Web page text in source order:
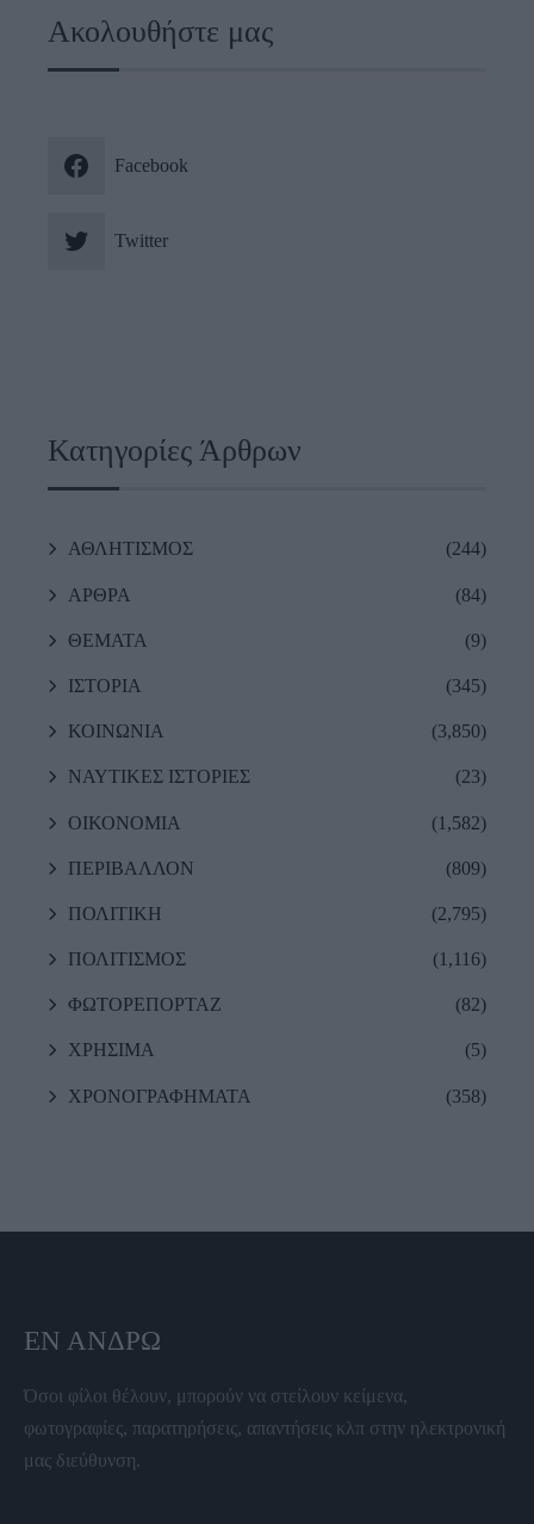
Ακολουθήστε μας
Facebook
Twitter
Κατηγορίες Άρθρων
ΑΘΛΗΤΙΣΜΟΣ (244)
ΑΡΘΡΑ (84)
ΘΕΜΑΤΑ (9)
ΙΣΤΟΡΙΑ (345)
ΚΟΙΝΩΝΙΑ (3,850)
ΝΑΥΤΙΚΕΣ ΙΣΤΟΡΙΕΣ (23)
ΟΙΚΟΝΟΜΙΑ (1,582)
ΠΕΡΙΒΑΛΛΟΝ (809)
ΠΟΛΙΤΙΚΗ (2,795)
ΠΟΛΙΤΙΣΜΟΣ (1,116)
ΦΩΤΟΡΕΠΟΡΤΑΖ (82)
ΧΡΗΣΙΜΑ (5)
ΧΡΟΝΟΓΡΑΦΗΜΑΤΑ (358)
ΕΝ ΆΝΔΡΩ
Όσοι φίλοι θέλουν, μπορούν να στείλουν κείμενα,
φωτογραφίες, παρατηρήσεις, απαντήσεις κλπ στην ηλεκτρονική
μας διεύθυνση.